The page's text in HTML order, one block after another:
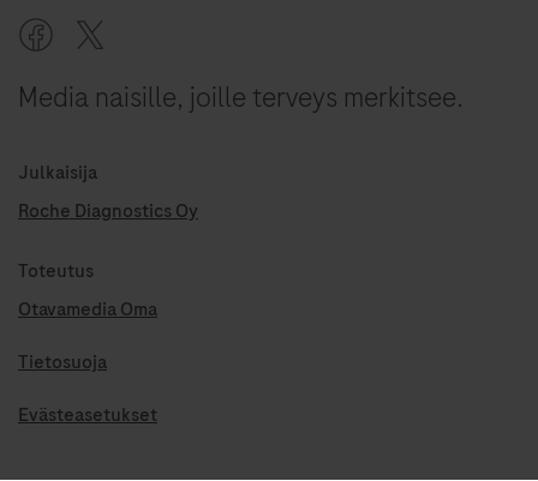
Media naisille, joille terveys merkitsee.
Julkaisija
Roche Diagnostics Oy
Toteutus
Otavamedia Oma
Tietosuoja
Evästeasetukset